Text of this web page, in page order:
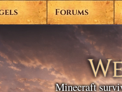
Forums
Minecraft